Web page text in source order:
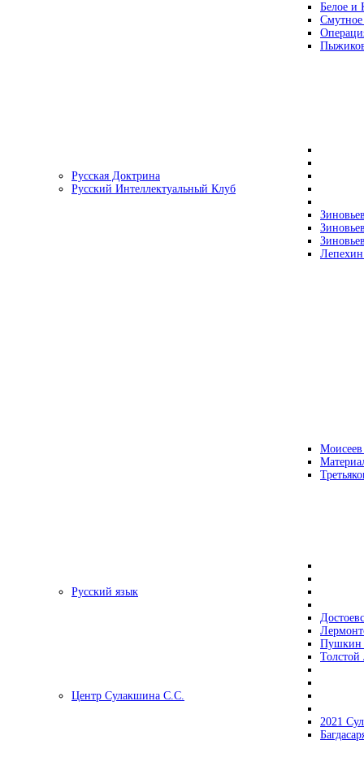
Белое и
Русская Доктрина
Русский Интеллектуальный Клуб
Русский язык
Центр Сулакшина С.С.
2021